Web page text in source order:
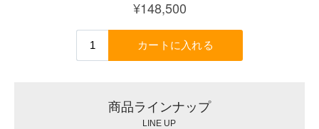
商品ラインナップ
LINE UP